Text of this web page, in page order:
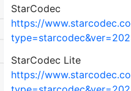
StarCodec
https://
StarCodec Lite
https://